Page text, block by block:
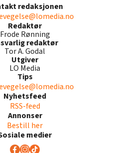
redaksjonen
Redaktør
Frode Rønning
redaktør
Tor A. Godal
Utgiver
LO Media
Tips
Nyhetsfeed
RSS-feed
Annonser
Bestill her
medier